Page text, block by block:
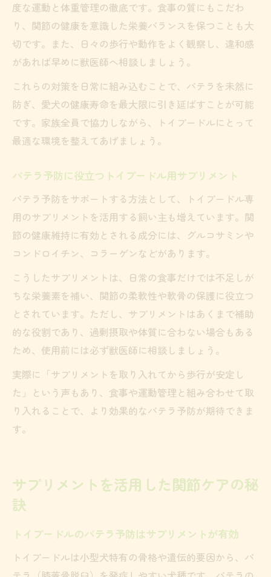
度な運動と体重管理の徹底です。食事の質にもこだわ
り、関節の健康を意識した栄養バランスを保つことも大
切です。また、日々の歩行や動作をよく観察し、違和感
があれば早めに獣医師へ相談しましょう。
これらの対策を日常に組み込むことで、パテラを未然に
防ぎ、愛犬の健康寿命を最大限に引き延ばすことが可能
です。家族全員で協力しながら、トイプードルにとって
最適な環境を整えてあげましょう。
パテラ予防に役立つトイプードル用サプリメント
パテラ予防をサポートする方法として、トイプードル専
用のサプリメントを活用する飼い主も増えています。関
節の健康維持に有効とされる成分には、グルコサミンや
コンドロイチン、コラーゲンなどがあります。
こうしたサプリメントは、日常の食事だけでは不足しが
ちな栄養素を補い、関節の柔軟性や軟骨の保護に役立つ
とされています。ただし、サプリメントはあくまで補助
的な役割であり、過剰摂取や体質に合わない場合もある
ため、使用前には必ず獣医師に相談しましょう。
実際に「サプリメントを取り入れてから歩行が安定し
た」という声もあり、食事や運動管理と組み合わせて取
り入れることで、より効果的なパテラ予防が期待できま
す。
サプリメントを活用した関節ケアの秘
訣
トイプードルのパテラ予防はサプリメントが有効
トイプードルは小型犬特有の骨格や遺伝的要因から、パ